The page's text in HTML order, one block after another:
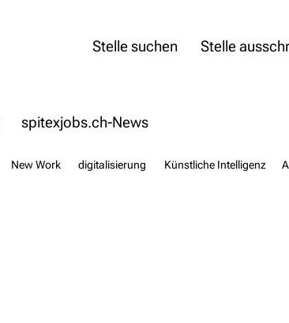
Stelle
Stelle suchen
spitexjobs.ch-News
New Work digitalisierung Künstliche Intelligenz